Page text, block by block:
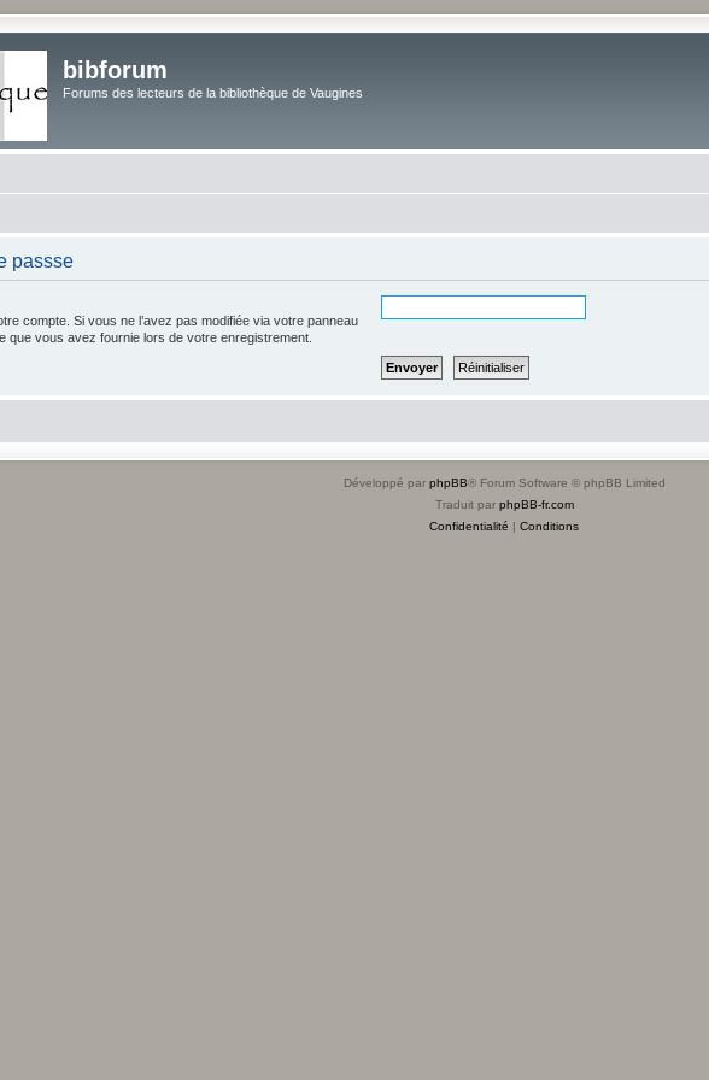
bibforum
Forums des lecteurs de la bibliothèque de Vaugines
passse
compte. Si vous ne l’avez pas modifiée via votre panneau
que vous avez fournie lors de votre enregistrement.
Développé par phpBB® Forum Software © phpBB Limited
Traduit par phpBB-fr.com
Confidentialité | Conditions